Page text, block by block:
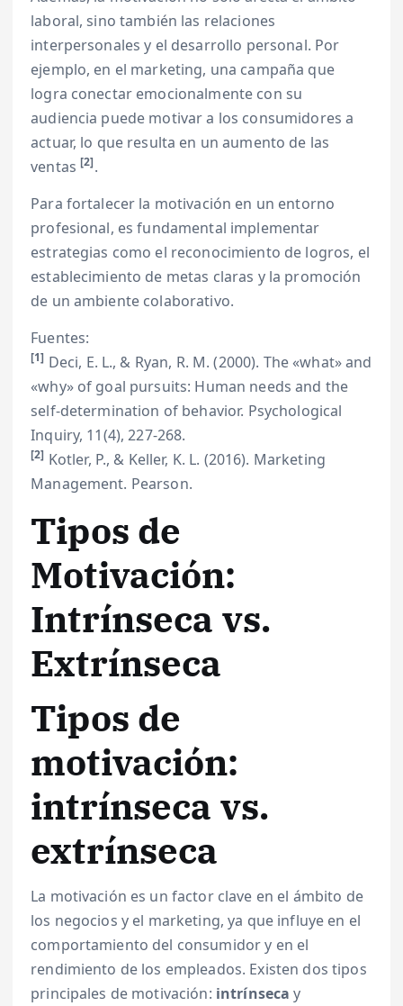
laboral, sino también las relaciones
interpersonales y el desarrollo personal. Por
ejemplo, en el marketing, una campaña que
logra conectar emocionalmente con su
audiencia puede motivar a los consumidores a
actuar, lo que resulta en un aumento de las
ventas[2].
Para fortalecer la motivación en un entorno
profesional, es fundamental implementar
estrategias como el reconocimiento de logros, el
establecimiento de metas claras y la promoción
de un ambiente colaborativo.
Fuentes:
[1] Deci, E. L., & Ryan, R. M. (2000). The «what» and
«why» of goal pursuits: Human needs and the
self-determination of behavior. Psychological
Inquiry, 11(4), 227-268.
[2] Kotler, P., & Keller, K. L. (2016). Marketing
Management. Pearson.
Tipos de
Motivación:
Intrínseca vs.
Extrínseca
Tipos de
motivación:
intrínseca vs.
extrínseca
La motivación es un factor clave en el ámbito de
los negocios y el marketing, ya que influye en el
comportamiento del consumidor y en el
rendimiento de los empleados. Existen dos tipos
principales de motivación: intrínseca y